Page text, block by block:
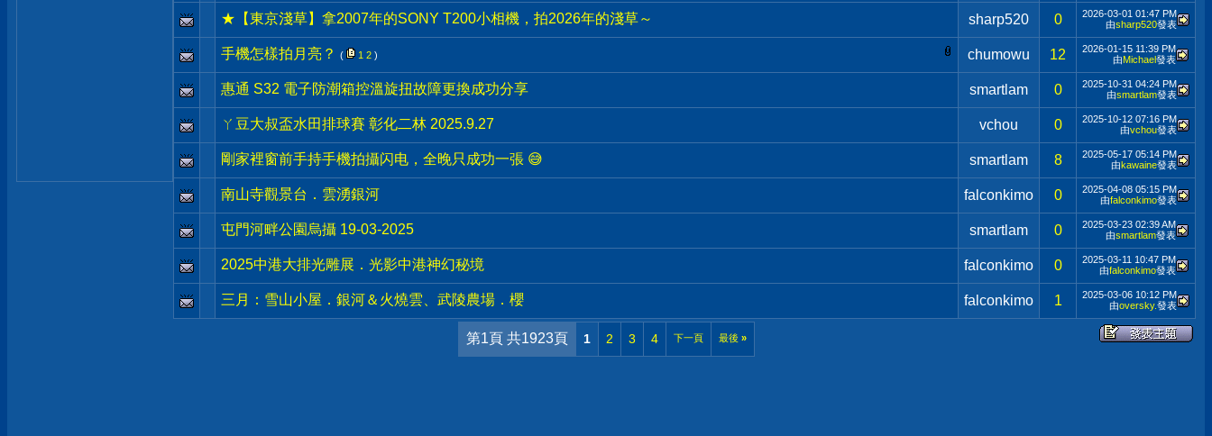
★【東京淺草】拿2007年的SONY T200小相機，拍2026年的淺草～ sharp520 0 2026-03-01 01:47 PM
由sharp520發表
手機怎樣拍月亮？ ( 1 2 ) chumowu 12 2026-01-15 11:39 PM
由Michael發表
惠通 S32 電子防潮箱控溫旋扭故障更換成功分享 smartlam 0 2025-10-31 04:24 PM
由smartlam發表
ㄚ豆大叔盃水田排球賽 彰化二林 2025.9.27 vchou 0 2025-10-12 07:16 PM
由vchou發表
剛家裡窗前手持手機拍攝闪电，全晚只成功一張 😅 smartlam 8 2025-05-17 05:14 PM
由kawaine發表
南山寺觀景台．雲湧銀河 falconkimo 0 2025-04-08 05:15 PM
由falconkimo發表
屯門河畔公園烏攝 19-03-2025 smartlam 0 2025-03-23 02:39 AM
由smartlam發表
2025中港大排光雕展．光影中港神幻秘境 falconkimo 0 2025-03-11 10:47 PM
由falconkimo發表
三月：雪山小屋．銀河＆火燒雲、武陵農場．櫻 falconkimo 1 2025-03-06 10:12 PM
由oversky.發表
第1頁 共1923頁 1 2 3 4 下一頁 最後 »